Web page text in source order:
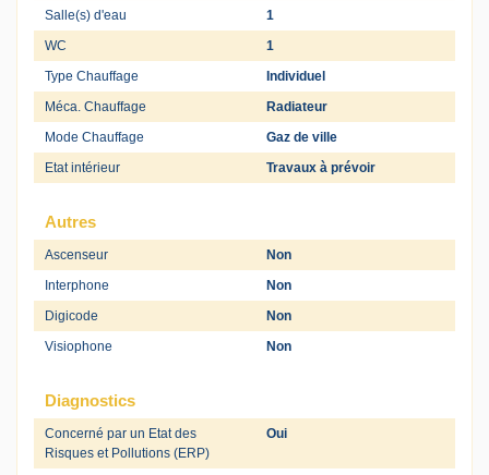
Salle(s) d'eau
1
WC
1
Type Chauffage
Individuel
Méca. Chauffage
Radiateur
Mode Chauffage
Gaz de ville
Etat intérieur
Travaux à prévoir
Autres
Ascenseur
Non
Interphone
Non
Digicode
Non
Visiophone
Non
Diagnostics
Concerné par un Etat des
Risques et Pollutions (ERP)
Oui